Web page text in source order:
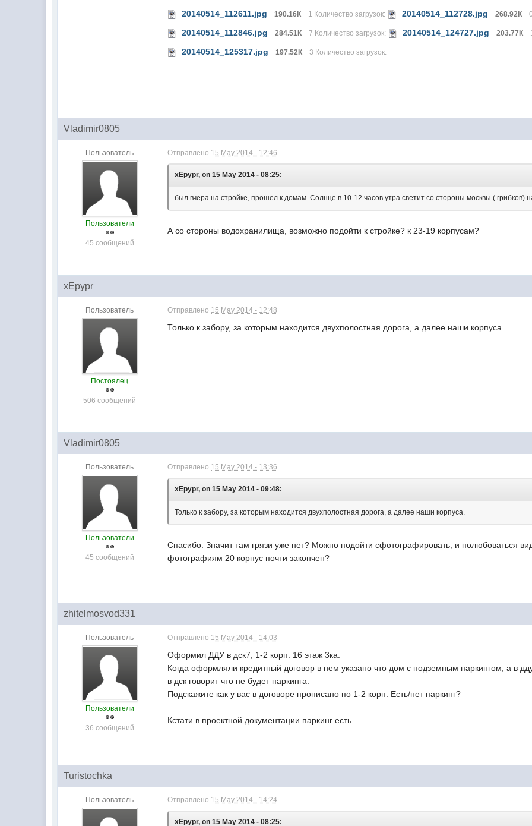
20140514_112611.jpg 190.16К 1 Количество загрузок: 20140514_112728.jpg 268.92К
20140514_112846.jpg 284.51К 7 Количество загрузок: 20140514_124727.jpg 203.77К
20140514_125317.jpg 197.52К 3 Количество загрузок:
Vladimir0805
Пользователь
Пользователи
45 сообщений
Отправлено 15 May 2014 - 12:46
xEpypr, on 15 May 2014 - 08:25:
был вчера на стройке, прошел к домам. Солнце в 10-12 часов утра светит со стороны москвы ( грибков)
А со стороны водохранилища, возможно подойти к стройке? к 23-19 корпусам?
xEpypr
Пользователь
Постоялец
506 сообщений
Отправлено 15 May 2014 - 12:48
Только к забору, за которым находится двухполостная дорога, а далее наши корпуса.
Vladimir0805
Пользователь
Пользователи
45 сообщений
Отправлено 15 May 2014 - 13:36
xEpypr, on 15 May 2014 - 09:48:
Только к забору, за которым находится двухполостная дорога, а далее наши корпуса.
Спасибо. Значит там грязи уже нет? Можно подойти сфотографировать, и полюбоваться
фотографиям 20 корпус почти закончен?
zhitelmosvod331
Пользователь
Пользователи
36 сообщений
Отправлено 15 May 2014 - 14:03
Оформил ДДУ в дск7, 1-2 корп. 16 этаж 3ка.
Когда оформляли кредитный договор в нем указано что дом с подземным паркингом, а в
в дск говорит что не будет паркинга.
Подскажите как у вас в договоре прописано по 1-2 корп. Есть/нет паркинг?
Кстати в проектной документации паркинг есть.
Turistochka
Пользователь Отправлено 15 May 2014 - 14:24
xEpypr, on 15 May 2014 - 08:25: